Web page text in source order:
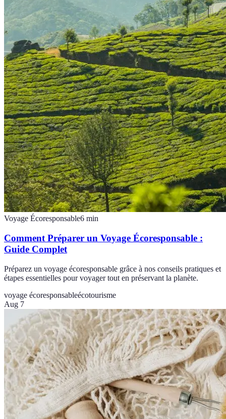
Voyage Écoresponsable6 min
Comment Préparer un Voyage Écoresponsable :
Guide Complet
Préparez un voyage écoresponsable grâce à nos conseils pratiques et
étapes essentielles pour voyager tout en préservant la planète.
voyage écoresponsableécotourisme
Aug 7